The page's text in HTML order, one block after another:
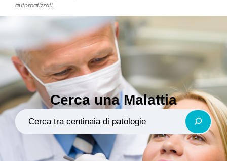
automatizzati.
Cerca una Malattia
Search